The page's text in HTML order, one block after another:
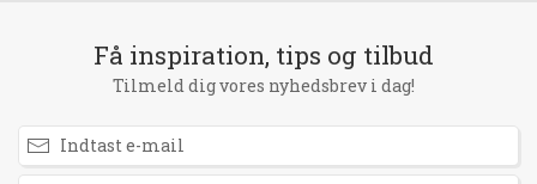
Få inspiration, tips og tilbud
Tilmeld dig vores nyhedsbrev i dag!